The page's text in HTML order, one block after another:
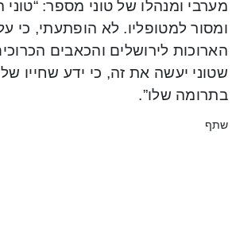
מערבי ומנהלו של טוני מספר:
ומסור למטופליו. לא הופתעתי, כי
הארוכות לירושלים והכאבים
שטוני יעשה את זה, כי ידע שחייו
בתרומה שלו”.
שתף